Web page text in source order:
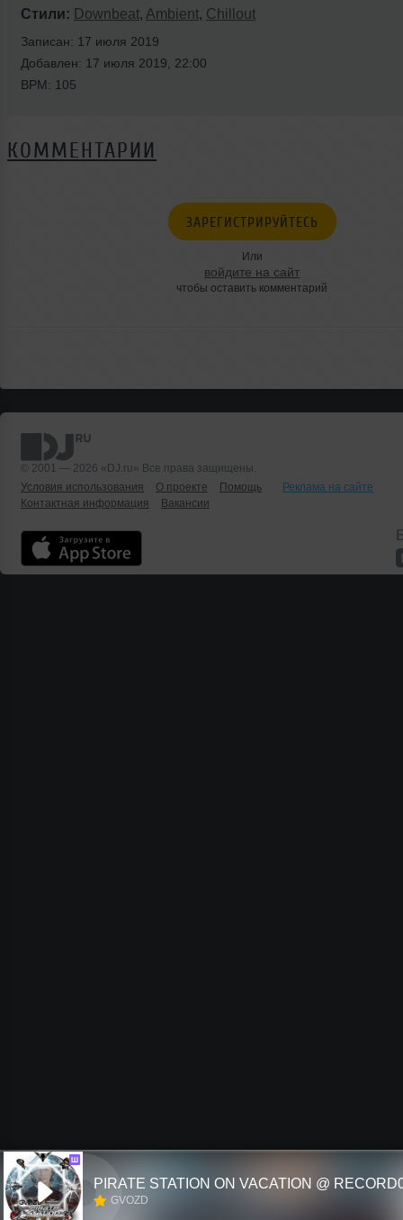
Стили: Downbeat, Ambient, Chillout
Записан: 17 июля 2019
Добавлен: 17 июля 2019, 22:00
BPM: 105
КОММЕНТАРИИ
ЗАРЕГИСТРИРУЙТЕСЬ
Или
войдите на сайт
чтобы оставить комментарий
© 2001 — 2026 «DJ.ru» Все права защищены.
Условия использования
О проекте Помощь
Реклама на сайте
Контактная информация
Вакансии
Ш
GVOZD